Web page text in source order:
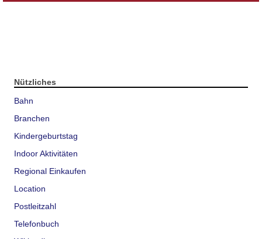
Nützliches
Bahn
Branchen
Kindergeburtstag
Indoor Aktivitäten
Regional Einkaufen
Location
Postleitzahl
Telefonbuch